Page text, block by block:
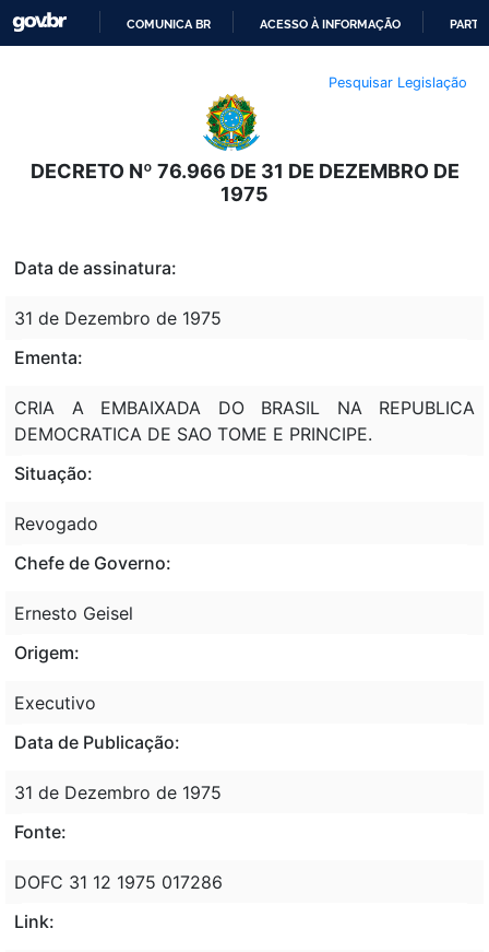
O
CONTEÚDO
COMUNICA BR ACESSO À INFORMAÇÃO
Pesquisar Legislação
DECRETO Nº 76.966 DE 31 DE DEZEMBRO DE
1975
Data de assinatura:
31 de Dezembro de 1975
Ementa:
CRIA A EMBAIXADA DO BRASIL NA REPUBLICA
DEMOCRATICA DE SAO TOME E PRINCIPE.
Situação:
Revogado
Chefe de Governo:
Ernesto Geisel
Origem:
Executivo
Data de Publicação:
31 de Dezembro de 1975
Fonte:
DOFC 31 12 1975 017286
Link: